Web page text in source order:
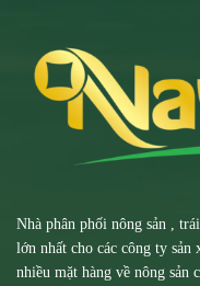
Nhà phân phối nông sản ,
lớn nhất cho các công ty
nhiều mặt hàng về nông sản